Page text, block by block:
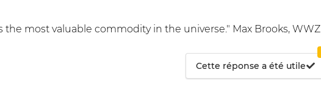
the most valuable commodity in the universe." Max Brooks, WWZ
Cette réponse a été utile